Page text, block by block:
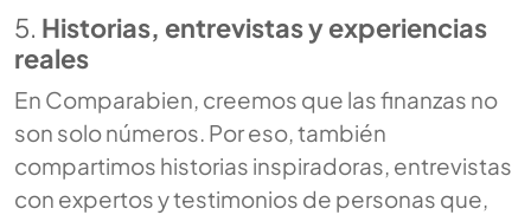
5. Historias, entrevistas y experiencias
reales
En Comparabien, creemos que las finanzas no
son solo números. Por eso, también
compartimos historias inspiradoras, entrevistas
con expertos y testimonios de personas que,